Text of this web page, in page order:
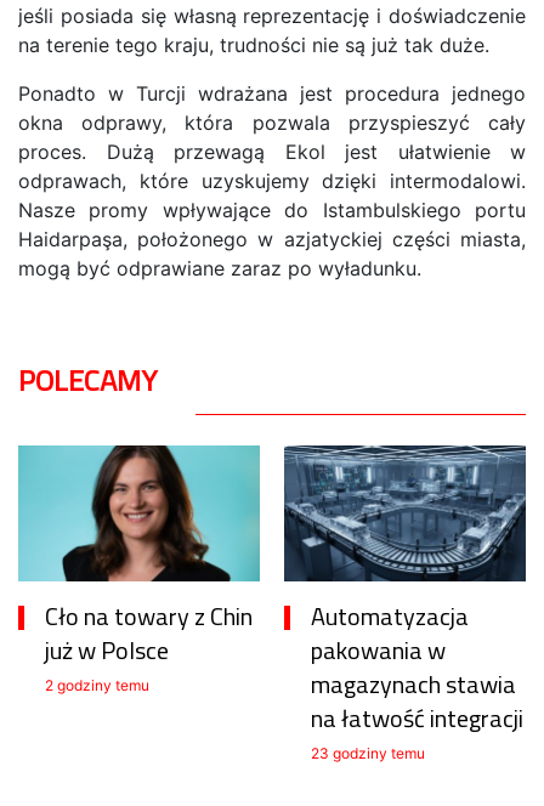
jeśli posiada się własną reprezentację i doświadczenie
na terenie tego kraju, trudności nie są już tak duże.
Ponadto w Turcji wdrażana jest procedura jednego
okna odprawy, która pozwala przyspieszyć cały
proces. Dużą przewagą Ekol jest ułatwienie w
odprawach, które uzyskujemy dzięki intermodalowi.
Nasze promy wpływające do Istambulskiego portu
Haidarpaşa, położonego w azjatyckiej części miasta,
mogą być odprawiane zaraz po wyładunku.
POLECAMY
Cło na towary z Chin
już w Polsce
2 godziny temu
Automatyzacja
pakowania w
magazynach stawia
na łatwość integracji
23 godziny temu